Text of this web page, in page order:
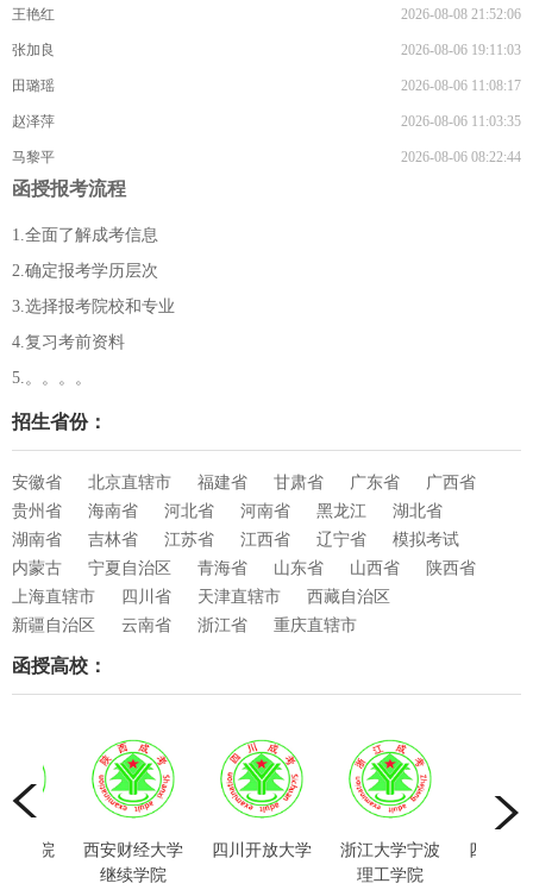
王艳红 2026-08-08 21:52:06
张加良 2026-08-06 19:11:03
田璐瑶 2026-08-06 11:08:17
赵泽萍 2026-08-06 11:03:35
马黎平 2026-08-06 08:22:44
函授报考流程
1.全面了解成考信息
2.确定报考学历层次
3.选择报考院校和专业
4.复习考前资料
5.。。。。
招生省份：
安徽省 北京直辖市 福建省 甘肃省 广东省
广西省
贵州省
海南省 河北省 河南省 黑龙江
湖北省
湖南省
吉林省 江苏省 江西省 辽宁省
模拟考试
内蒙古
宁夏自治区 青海省 山东省 山西省
陕西省
上海直辖市
四川省 天津直辖市
西藏自治区
新疆自治区
云南省 浙江省 重庆直辖市
函授高校：
西安财经大学
继续学院
四川开放大学
浙江大学宁波
理工学院
四川大学